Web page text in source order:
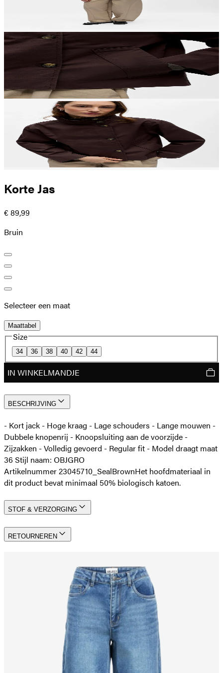
Korte Jas
€ 89,99
Bruin
Selecteer een maat
Maattabel
Size
34 36 38 40 42 44
IN WINKELMANDJE
BESCHRIJVING
- Kort jack - Hoge kraag - Lage schouders - Lange mouwen -
Dubbele knopenrij - Knoopsluiting aan de voorzijde -
Zijzakken - Volledig gevoerd - Regular fit - Model draagt maat
36 Stijl naam: OBJGRO
Artikelnummer 23045710_SealBrownHet hoofdmateriaal in
dit product bevat minimaal 50% biologisch katoen.
STOF & VERZORGING
RETOURNEREN